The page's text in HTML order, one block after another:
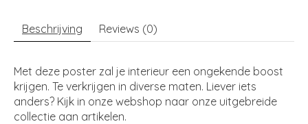
Beschrijving Reviews (0)
Met deze poster zal je interieur een ongekende boost
krijgen. Te verkrijgen in diverse maten. Liever iets
anders? Kijk in onze webshop naar onze uitgebreide
collectie aan artikelen.